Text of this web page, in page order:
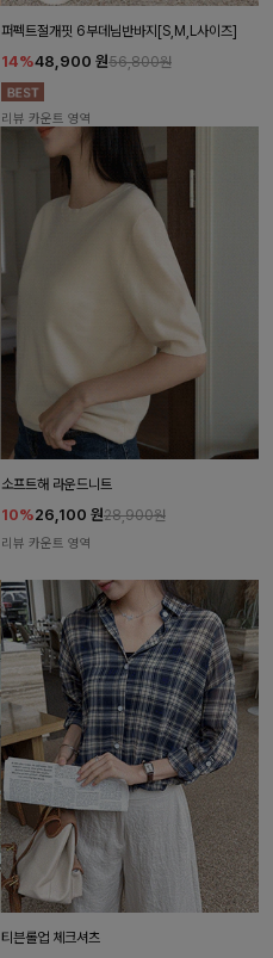
퍼펙트절개핏 6부데님반바지[S,M,L사이즈]
14%48,900 원56,800원
리뷰 카운트 영역
소프트해 라운드니트
10%26,100 원28,900원
리뷰 카운트 영역
티븐롤업 체크셔츠